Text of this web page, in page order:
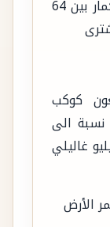
عليهم اسم غاليليو و هم اكبر 4 اكمار بين 64
يتبعون كوكب
الى
غاليلي
الأرض